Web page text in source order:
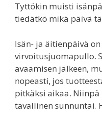
Tyttökin muisti
tiedätkö mikä päivä
Isän- ja äitienpäivä
virvoitusjuomapullo.
avaamisen jälkeen,
nopeasti, jos
pitkäksi aikaa.
tavallinen sunnuntai.